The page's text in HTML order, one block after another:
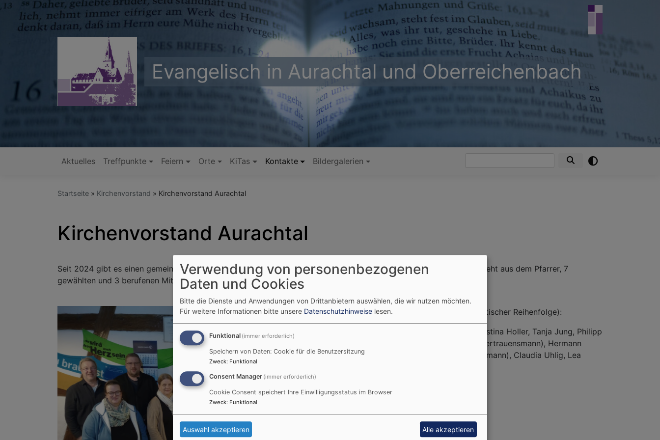
Direkt
Inhalt
Evangelisch in Aurachtal und Oberreichenbach
Hauptnavigation
Aktuelles Treffpunkte Feiern Orte KiTas Kontakte Bildergalerien
Startseite Kirchenvorstand Kirchenvorstand Aurachtal
Kirchenvorstand Aurachtal
Seit 2024 gibt es einen gemeinsamen Kirchenvorstand der Gemeinden Aurachtal und Oberreichenbach. Dieser besteht aus dem Pfarrer, 7
gewählten und 3 berufenen Mitgliedern.
Dies sind seit Oktober 2024 (in alphabetischer Reihenfolge):
Ingun Commichau, Cornelius Hengel, Kristina Holler, Tanja Jung, Philipp
Kreß, Jutta Schnabl, Klaus Schumann (Vertrauensmann), Hermann
Stumptner (stellvertretender Vertrauensmann), Claudia Uhlig, Lea
Verwendung von personenbezogenen
Daten und Cookies
Bitte die Dienste und Anwendungen von Drittanbietern auswählen, die wir nutzen möchten.
Für weitere Informationen bitte unsere Datenschutzhinweise lesen.
Funktional (immer erforderlich)
Speichern von Daten: Cookie für die Benutzersitzung
Zweck: Funktional
Consent Manager (immer erforderlich)
Cookie Consent speichert Ihre Einwilligungsstatus im Browser
Zweck: Funktional
Auswahl akzeptieren Alle akzeptieren